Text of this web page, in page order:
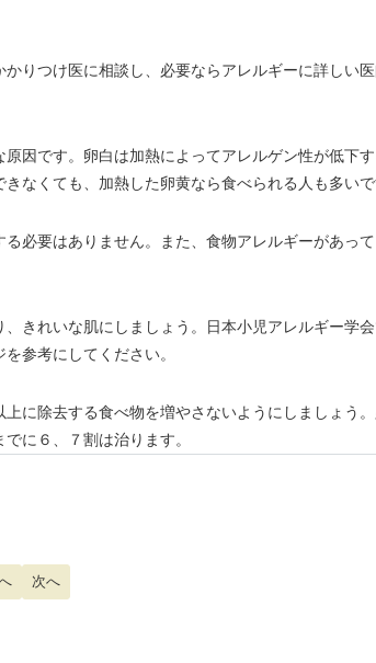
りつけ医に相談し、必要ならアレルギーに詳しい
因です。卵白は加熱によってアレルゲン性が低下
なくても、加熱した卵黄なら食べられる人も多いで
必要はありません。また、食物アレルギーがあっ
きれいな肌にしましょう。日本小児アレルギー学
参考にしてください。
に除去する食べ物を増やさないようにしましょう
に６、７割は治ります。
記事へ: 風疹
次の記事へ: 花粉症
次へ